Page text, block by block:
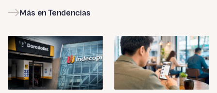
Más en Tendencias